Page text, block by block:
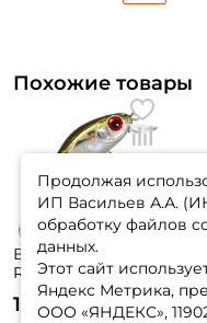
Похожие товары
Воблер Zipbaits
Rigge 35f 3,5см.
2гр. 510R до 0,8м.
floating
1 750 ₽ 1
Продолжая
ИП Васильев А.А.
обработку файлов
данных.
Этот сайт
Яндекс Метрика,
ООО «ЯНДЕКС»,